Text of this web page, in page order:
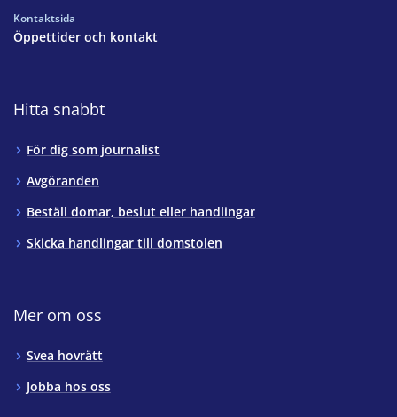
Kontaktsida
Öppettider och kontakt
Hitta snabbt
För dig som journalist
Avgöranden
Beställ domar, beslut eller handlingar
Skicka handlingar till domstolen
Mer om oss
Svea hovrätt
Jobba hos oss